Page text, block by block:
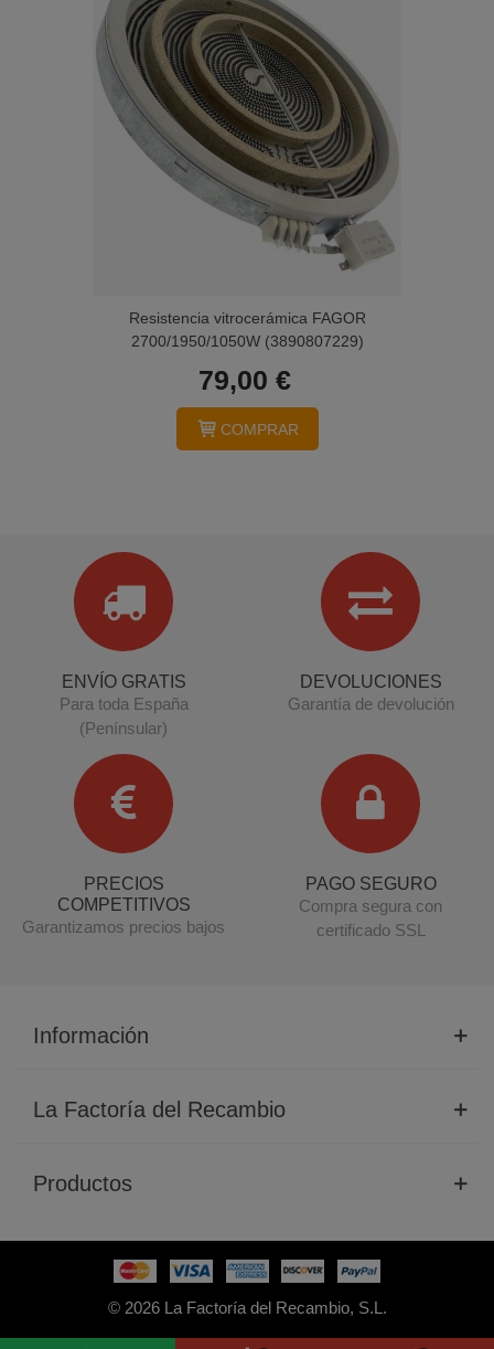
Resistencia vitrocerámica FAGOR
2700/1950/1050W (3890807229)
79,00 €
COMPRAR
ENVÍO GRATIS
Para toda España
(Penínsular)
DEVOLUCIONES
Garantía de devolución
PRECIOS
COMPETITIVOS
Garantizamos precios bajos
PAGO SEGURO
Compra segura con
certificado SSL
Información
La Factoría del Recambio
Productos
© 2026 La Factoría del Recambio, S.L.